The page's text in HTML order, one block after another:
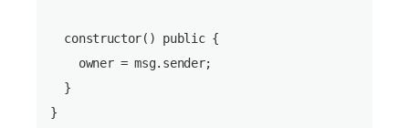
  constructor() public {
    owner = msg.sender;
  }